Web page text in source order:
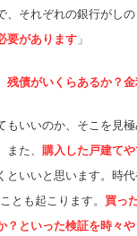
それぞれの銀行がし
要があります 」
残債がいくらあるか？
もいいのか、そこを見
た、 購入した戸建て
といいと思います。時
とも起こります。 買っ
といった検証を時々